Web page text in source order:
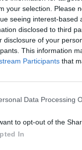
your selection. Please
seeing interest-based
disclosed to third
disclosure of your
This information
Participants that
Data Processing
to opt-out of the
In
В
опора